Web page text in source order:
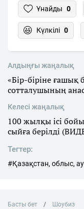
Ұнайды 0
Күлкілі 0
Алдыңғы жаңалық
«Бір-біріне ғашық
сотталушының
Келесі жаңалық
100 жылқы ісі
сыйға берілді
Тегтер:
#Қазақстан, облыс,
Басты бет Шоубиз